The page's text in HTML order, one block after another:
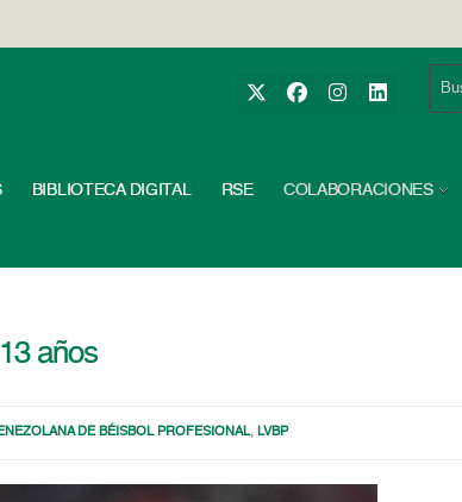
BIBLIOTECA DIGITAL RSE COLABORACIONES
años
DE BÉISBOL PROFESIONAL, LVBP